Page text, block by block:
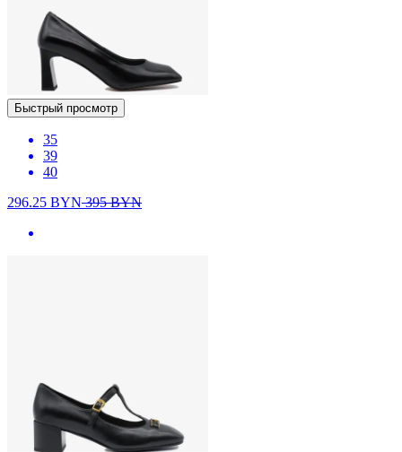
Быстрый просмотр
35
39
40
296.25 BYN395BYN